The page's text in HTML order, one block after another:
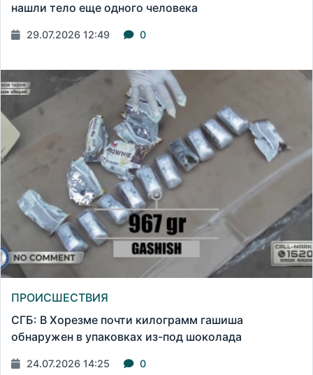
нашли тело еще одного человека
29.07.2026 12:49 0
ПРОИСШЕСТВИЯ
СГБ: В Хорезме почти килограмм гашиша
обнаружен в упаковках из-под шоколада
24.07.2026 14:25 0